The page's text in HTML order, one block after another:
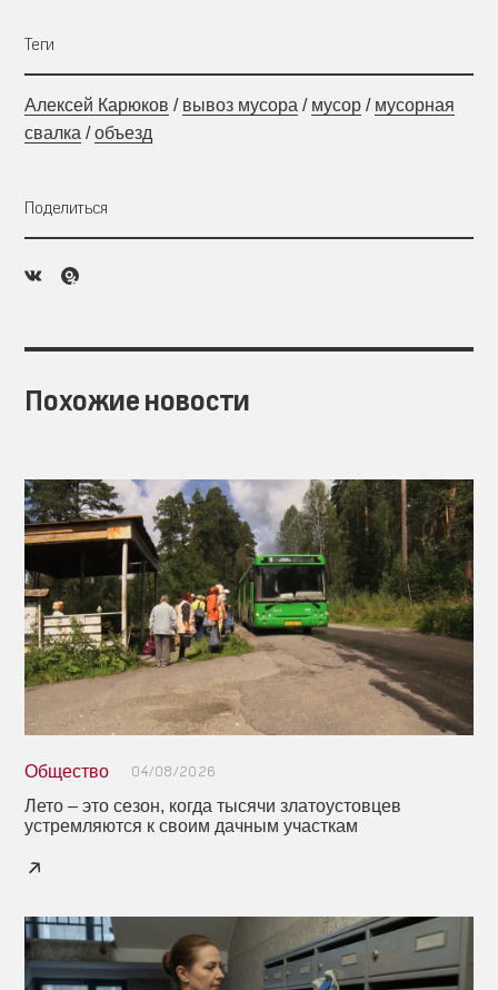
Теги
Алексей Карюков / вывоз мусора / мусор / мусорная
свалка /объезд
Поделиться
Похожие новости
Общество 04/08/2026
Лето – это сезон, когда тысячи златоустовцев
устремляются к своим дачным участкам